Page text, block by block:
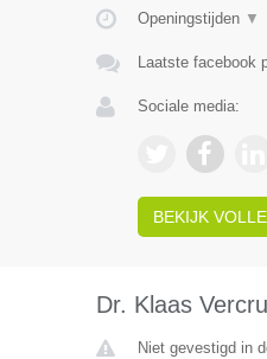
Openingstijden ▼
Laatste facebook
Sociale media:
BEKIJK
Dr. Klaas
Niet gevestigd in